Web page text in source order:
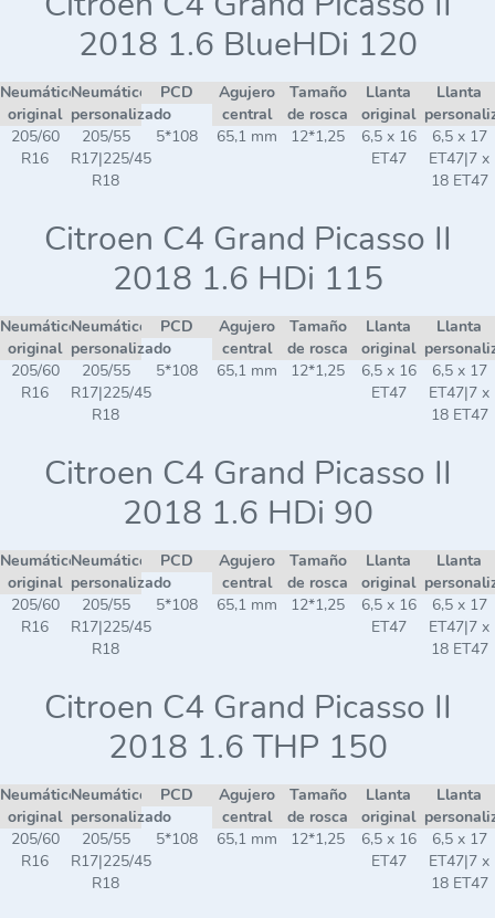
2018 1.6 BlueHDi 120
Neumático
original
Neumático
personalizado
PCD
Agujero
central
Tamaño
de rosca
Llanta
original
Llanta
205/60
R16
205/55
R17|225/45
R18
5*108 65,1 mm 12*1,25
6,5 x 16
ET47
6,5 x 17
ET47|7 x
18 ET47
Citroen C4 Grand Picasso II
2018 1.6 HDi 115
Neumático
original
Neumático
personalizado
PCD
Agujero
central
Tamaño
de rosca
Llanta
original
Llanta
205/60
R16
205/55
R17|225/45
R18
5*108 65,1 mm 12*1,25
6,5 x 16
ET47
6,5 x 17
ET47|7 x
18 ET47
Citroen C4 Grand Picasso II
2018 1.6 HDi 90
Neumático
original
Neumático
personalizado
PCD
Agujero
central
Tamaño
de rosca
Llanta
original
Llanta
205/60
R16
205/55
R17|225/45
R18
5*108 65,1 mm 12*1,25
6,5 x 16
ET47
6,5 x 17
ET47|7 x
18 ET47
Citroen C4 Grand Picasso II
2018 1.6 THP 150
Neumático
original
Neumático
personalizado
PCD
Agujero
central
Tamaño
de rosca
Llanta
original
Llanta
205/60
R16
205/55
R17|225/45
R18
5*108 65,1 mm 12*1,25
6,5 x 16
ET47
6,5 x 17
ET47|7 x
18 ET47